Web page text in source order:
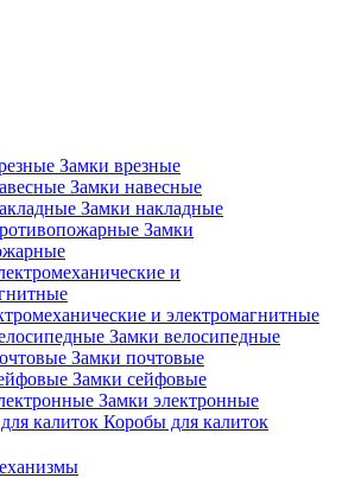
Замки врезные
Замки навесные
Замки накладные
Замки
и электромагнитные
Замки велосипедные
Замки почтовые
Замки сейфовые
Замки электронные
Коробы для калиток